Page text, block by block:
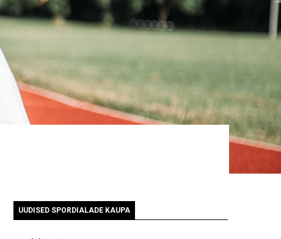
UUDISED SPORDIALADE KAUPA